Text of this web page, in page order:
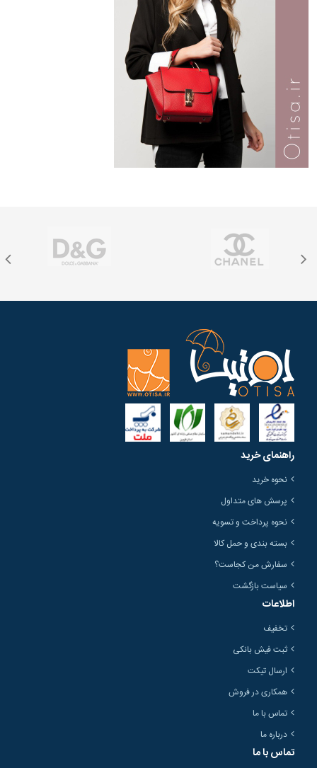
راهنمای خرید
نحوه خرید
پرسش های متداول
نحوه پرداخت و تسویه
بسته بندی و حمل کالا
سفارش من کجاست؟
سیاست بازگشت
اطلاعات
تخفیف
ثبت فیش بانکی
ارسال تیکت
همکاری در فروش
تماس با ما
درباره ما
تماس با ما